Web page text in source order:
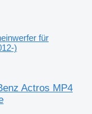
für
)
Actros MP4